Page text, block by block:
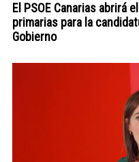
El PSOE Canarias abrirá
primarias para la
Gobierno